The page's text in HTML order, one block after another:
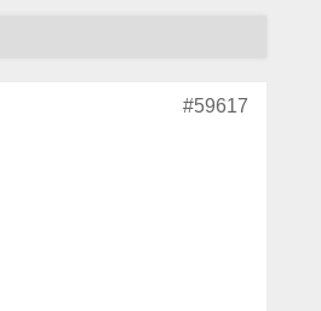
#59617